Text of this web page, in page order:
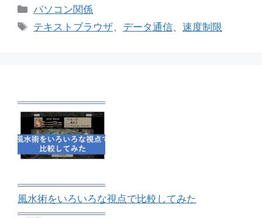
カ
テ
パソコン関係
タ
テキストブラウザ、 データ通信、速度制限
風水術をいろいろな視点で比較してみた